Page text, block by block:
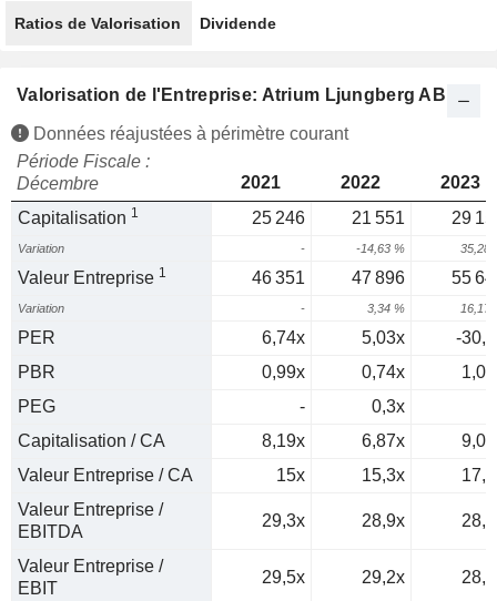
Ratios de Valorisation Dividende
Valorisation de l'Entreprise: Atrium Ljungberg AB
Données réajustées à périmètre courant
Période Fiscale :
Décembre
2021 2022
2023
Capitalisation 1 25 246 21 551 29
Variation - -14,63 % 35,28
Valeur Entreprise 1 46 351 47 896 55
Variation - 3,34 % 16,17
PER 6,74x 5,03x
-
PBR
0,99x 0,74x
PEG
- 0,3x
Capitalisation / CA
8,19x 6,87x
Valeur Entreprise / CA
15x 15,3x
Valeur Entreprise /
EBITDA
29,3x 28,9x
Valeur Entreprise /
EBIT
29,5x 29,2x